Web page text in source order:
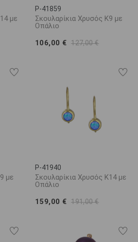
με
P-41859
Σκουλαρίκια Χρυσός Κ9 με
Οπάλιο
106,00 € 127,00 €
με
P-41940
Σκουλαρίκια Χρυσός Κ14 με
Οπάλιο
159,00 € 191,00 €